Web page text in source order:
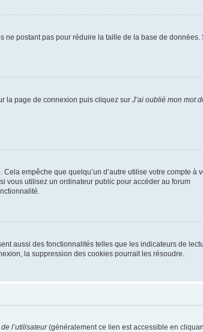
ne postant pas pour réduire la taille de la base de données.
la page de connexion puis cliquez sur J’ai oublié mon mot
empêche que quelqu’un d’autre utilise votre compte à
vous utilisez un ordinateur public pour accéder au forum
aussi des fonctionnalités telles que les indicateurs de
la suppression des cookies pourrait les résoudre.
l’utilisateur(généralement ce lien est accessible en